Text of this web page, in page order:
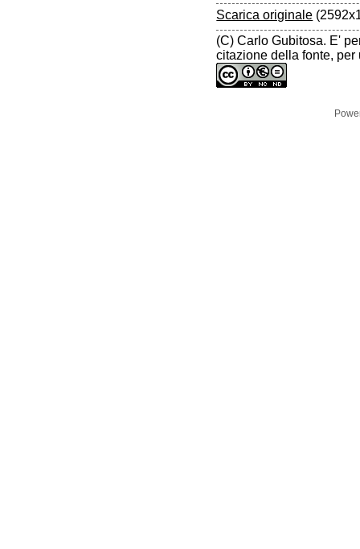
Scarica originale
(C) Carlo Gubitosa. E'
citazione della fonte,